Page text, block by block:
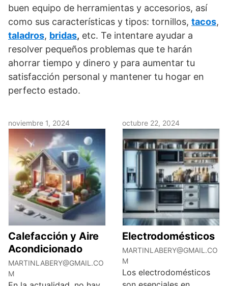
buen equipo de herramientas y accesorios, así
como sus características y tipos: tornillos, tacos,
taladros, bridas, etc. Te intentare ayudar a
resolver pequeños problemas que te harán
ahorrar tiempo y dinero y para aumentar tu
satisfacción personal y mantener tu hogar en
perfecto estado.
noviembre 1, 2024
Calefacción y Aire
Acondicionado
MARTINLABERY@GMAIL.CO
M
octubre 22, 2024
Electrodomésticos
MARTINLABERY@GMAIL.CO
M
Los electrodomésticos